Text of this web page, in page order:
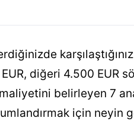
diğeri 4.500 EUR
belirleyen 7
için